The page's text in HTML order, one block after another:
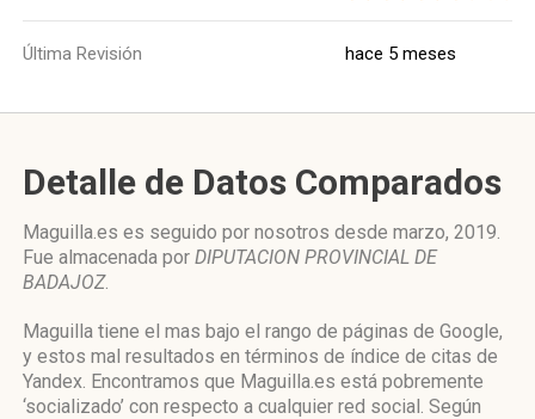
Última Revisión hace 5 meses
Detalle de Datos Comparados
Maguilla.es es seguido por nosotros desde marzo, 2019.
Fue almacenada por DIPUTACION PROVINCIAL DE
BADAJOZ.
Maguilla tiene el mas bajo el rango de páginas de Google,
y estos mal resultados en términos de índice de citas de
Yandex. Encontramos que Maguilla.es está pobremente
‘socializado’ con respecto a cualquier red social. Según